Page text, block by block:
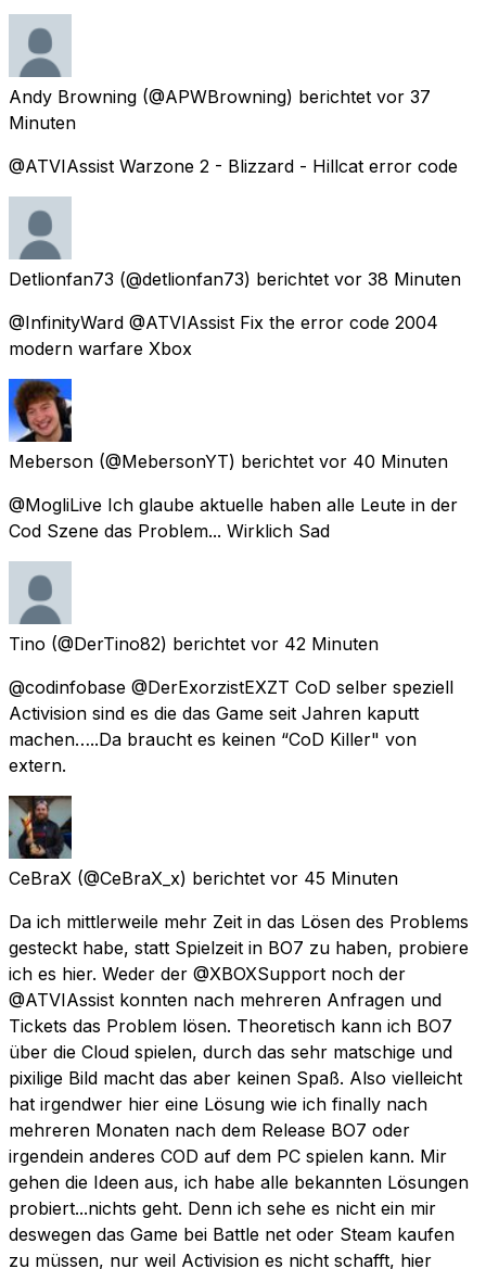
Andy Browning (@APWBrowning) berichtet vor 37
Minuten
@ATVIAssist Warzone 2 - Blizzard - Hillcat error code
Detlionfan73 (@detlionfan73) berichtet vor 38 Minuten
@InfinityWard @ATVIAssist Fix the error code 2004
modern warfare Xbox
Meberson (@MebersonYT) berichtet vor 40 Minuten
@MogliLive Ich glaube aktuelle haben alle Leute in der
Cod Szene das Problem... Wirklich Sad
Tino (@DerTino82) berichtet vor 42 Minuten
@codinfobase @DerExorzistEXZT CoD selber speziell
Activision sind es die das Game seit Jahren kaputt
machen…..Da braucht es keinen “CoD Killer" von
extern.
CeBraX (@CeBraX_x) berichtet vor 45 Minuten
Da ich mittlerweile mehr Zeit in das Lösen des Problems
gesteckt habe, statt Spielzeit in BO7 zu haben, probiere
ich es hier. Weder der @XBOXSupport noch der
@ATVIAssist konnten nach mehreren Anfragen und
Tickets das Problem lösen. Theoretisch kann ich BO7
über die Cloud spielen, durch das sehr matschige und
pixilige Bild macht das aber keinen Spaß. Also vielleicht
hat irgendwer hier eine Lösung wie ich finally nach
mehreren Monaten nach dem Release BO7 oder
irgendein anderes COD auf dem PC spielen kann. Mir
gehen die Ideen aus, ich habe alle bekannten Lösungen
probiert...nichts geht. Denn ich sehe es nicht ein mir
deswegen das Game bei Battle net oder Steam kaufen
zu müssen, nur weil Activision es nicht schafft, hier